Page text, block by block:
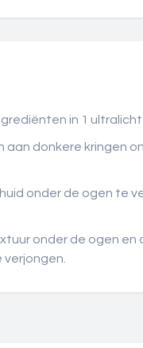
in 1
donkere kringen
onder de ogen te
onder de ogen en